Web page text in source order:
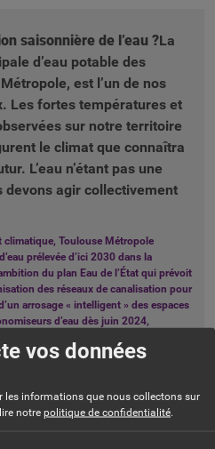
vos données
les informations que nous collectons sur
notre politique de confidentialité.
saisonnière de l’eau ?La
d’eau potable des
est l’un de nos
Les fortes températures et
sur notre territoire
le climat que connaîtra
L’eau n’étant pas une
devons agir collectivement
climatique, Toulouse Métropole
prélevée d’ici 2030 dans la
du plan Eau de l’État qui prévoit
des réseaux de canalisation pour
arrosage « intelligent » des espaces
d’eau dès juin 2024,
unes des solutions déployées.
saisonnière est l’un des leviers pour
Chacun est incité à faire plus
de juin à octobre, les
est plus faible.